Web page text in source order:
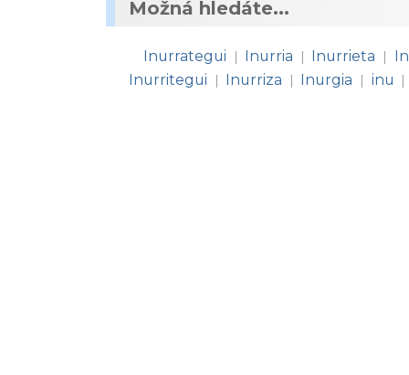
Možná hledáte...
Inurrategui | Inurria | Inurrieta |
Inurritegui
| Inurriza | Inurgia | inu |